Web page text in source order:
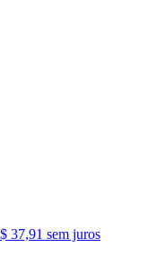
37,91 sem juros